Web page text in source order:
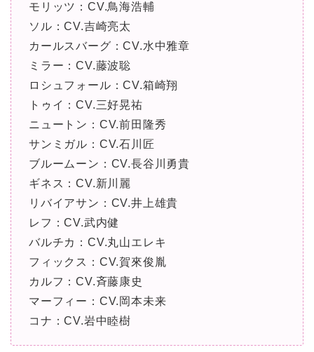
モリッツ：CV.鳥海浩輔
ソル：CV.吉崎亮太
カールスバーグ：CV.水中雅章
ミラー：CV.藤波聡
ロシュフォール：CV.箱崎翔
トゥイ：CV.三好晃祐
ニュートン：CV.前田隆秀
サンミガル：CV.石川匠
ブルームーン：CV.長谷川勇貴
ギネス：CV.新川麗
リバイアサン：CV.井上雄貴
レフ：CV.武内健
バルチカ：CV.丸山エレキ
フィックス：CV.賀來俊胤
カルフ：CV.斉藤康史
マーフィー：CV.岡本未来
コナ：CV.岩中睦樹